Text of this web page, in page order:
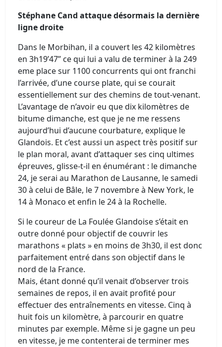
Stéphane Cand attaque désormais la dernière
ligne droite
Dans le Morbihan, il a couvert les 42 kilomètres
en 3h19’47’’ ce qui lui a valu de terminer à la 249
eme place sur 1100 concurrents qui ont franchi
l’arrivée, d’une course plate, qui se courait
essentiellement sur des chemins de tout-venant.
L’avantage de n’avoir eu que dix kilomètres de
bitume dimanche, est que je ne me ressens
aujourd’hui d’aucune courbature, explique le
Glandois. Et c’est aussi un aspect très positif sur
le plan moral, avant d’attaquer ses cinq ultimes
épreuves, glisse-t-il en énumérant : le dimanche
24, je serai au Marathon de Lausanne, le samedi
30 à celui de Bâle, le 7 novembre à New York, le
14 à Monaco et enfin le 24 à la Rochelle.
Si le coureur de La Foulée Glandoise s’était en
outre donné pour objectif de couvrir les
marathons « plats » en moins de 3h30, il est donc
parfaitement entré dans son objectif dans le
nord de la France.
Mais, étant donné qu’il venait d’observer trois
semaines de repos, il en avait profité pour
effectuer des entraînements en vitesse. Cinq à
huit fois un kilomètre, à parcourir en quatre
minutes par exemple. Même si je gagne un peu
en vitesse, je me contenterai de terminer mes